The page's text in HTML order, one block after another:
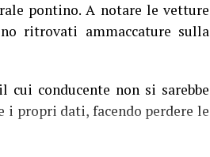
pontino. A notare le vetture
ritrovati ammaccature sulla
conducente non si sarebbe
i propri dati, facendo perdere le